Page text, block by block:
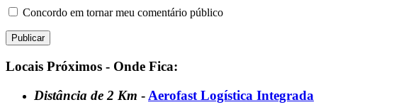
Concordo em tornar meu comentário público
Locais Próximos - Onde Fica:
Distância de 2 Km - Aerofast Logística Integrada